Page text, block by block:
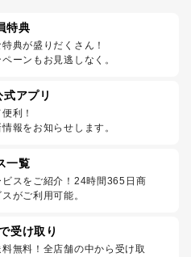
特典
典が盛りだくさん！
ーンもお見逃しなく。
アプリ
利！
報をお知らせします。
一覧
スをご紹介！24時間365日商
がご利用可能。
受け取り
無料！全店舗の中から受け取